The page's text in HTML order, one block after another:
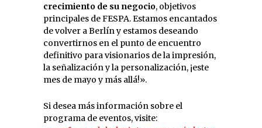
crecimiento de su negocio, objetivos
principales de FESPA. Estamos encantados
de volver a Berlín y estamos deseando
convertirnos en el punto de encuentro
definitivo para visionarios de la impresión,
la señalización y la personalización, ¡este
mes de mayo y más allá!».
Si desea más información sobre el
programa de eventos, visite: